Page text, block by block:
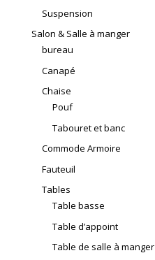
Suspension
Salon & Salle à manger
bureau
Canapé
Chaise
Pouf
Tabouret et banc
Commode Armoire
Fauteuil
Tables
Table basse
Table d’appoint
Table de salle à manger